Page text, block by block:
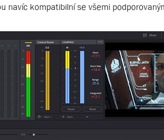
navíc kompatibilní se všemi